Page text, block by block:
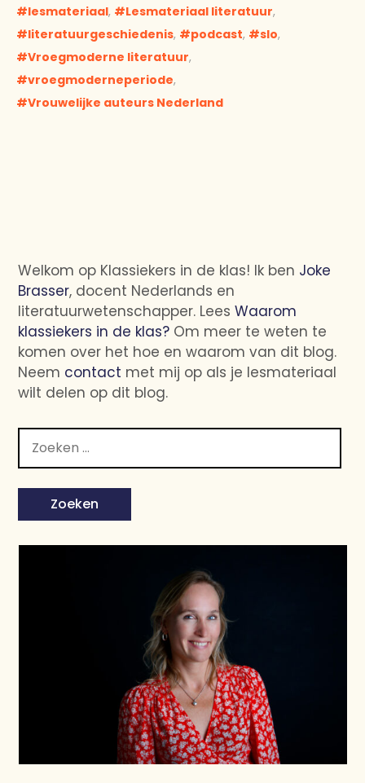
lesmateriaal, Lesmateriaal literatuur,
literatuurgeschiedenis, podcast, slo,
Vroegmoderne literatuur,
vroegmoderneperiode,
Vrouwelijke auteurs Nederland
Welkom op Klassiekers in de klas! Ik ben Joke
Brasser, docent Nederlands en
literatuurwetenschapper. LeesWaarom
klassiekers in de klas? Om meer te weten te
komen over het hoe en waarom van dit blog.
Neem contact met mij op als je lesmateriaal
wilt delen op dit blog.
naar: